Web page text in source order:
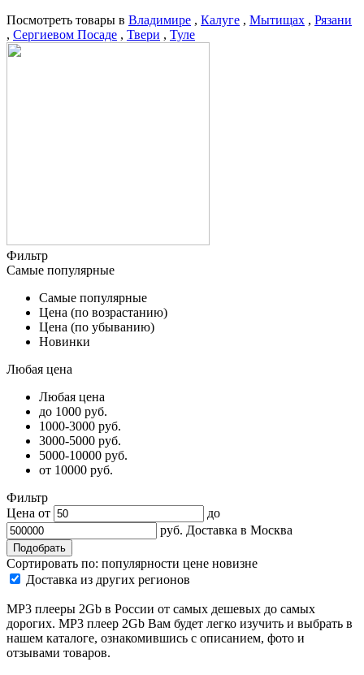
Посмотреть товары в Владимире , Калуге , Мытищах , Рязани
, Сергиевом Посаде , Твери , Туле
Фильтр
Самые популярные
Самые популярные
Цена (по возрастанию)
Цена (по убыванию)
Новинки
Любая цена
Любая цена
до 1000 руб.
1000-3000 руб.
3000-5000 руб.
5000-10000 руб.
от 10000 руб.
Фильтр
Цена от
до
руб. Доставка в Москва
Сортировать по: популярности цене новизне
Доставка из других регионов
MP3 плееры 2Gb в России от самых дешевых до самых
дорогих. MP3 плеер 2Gb Вам будет легко изучить и выбрать в
нашем каталоге, ознакомившись с описанием, фото и
отзывами товаров.